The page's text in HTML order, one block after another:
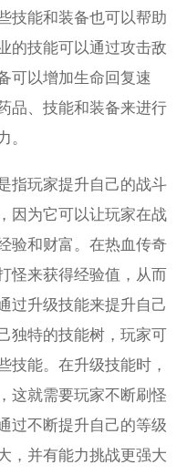
技能和装备也可以帮助
的技能可以通过攻击敌
可以增加生命回复速
品、技能和装备来进行
。
指玩家提升自己的战斗
因为它可以让玩家在战
验和财富。在热血传奇
怪来获得经验值，从而
过升级技能来提升自己
独特的技能树，玩家可
技能。在升级技能时，
这就需要玩家不断刷怪
过不断提升自己的等级
，并有能力挑战更强大